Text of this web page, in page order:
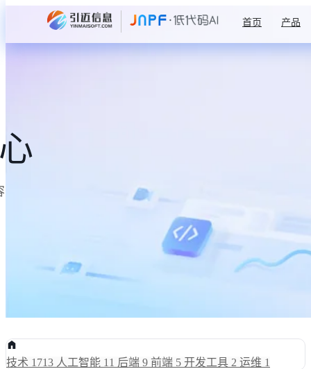
首页 产品
技术 1713 人工智能 11 后端 9 前端 5 开发工具 2 运维 1